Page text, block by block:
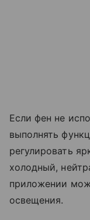
Если фен не
выполнять
регулировать
холодный,
приложении
освещения.